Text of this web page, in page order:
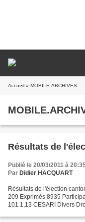
Accueil » MOBILE.ARCHIVES
Résultats de
Publié le 20/03/2011 à
Par Didier HACQUART
Résultats de l'élection
209 Exprimés 8935
101 1,13 CESARI Divers